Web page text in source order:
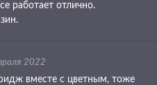
работает отлично.
2022
вместе с цветным, тоже